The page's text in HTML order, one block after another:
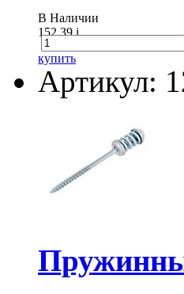
В Наличии
152.39i
купить
Артикул: